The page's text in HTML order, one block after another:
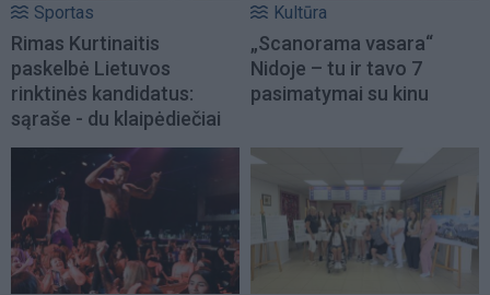
Sportas
Rimas Kurtinaitis
paskelbė Lietuvos
rinktinės kandidatus:
sąraše - du klaipėdiečiai
Kultūra
„Scanorama vasara“
Nidoje – tu ir tavo 7
pasimatymai su kinu